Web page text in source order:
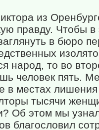
из
правду. Чтобы в
в бюро
народ, то во
человек пять.
в местах
тысячи
Об этом мы
благословил